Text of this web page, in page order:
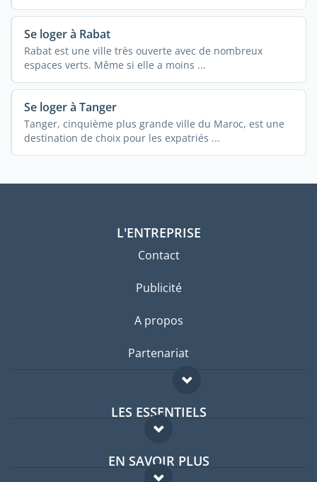
Se loger à Rabat
Rabat est une ville très ouverte avec de nombreux
espaces verts. Même si elle a moins ...
Se loger à Tanger
Tanger, cinquième plus grande ville du Maroc, est une
destination de choix pour les expatriés ...
L'ENTREPRISE
Contact
Publicité
A propos
Partenariat
LES ESSENTIELS
Forum expatriés
Guides pays
EN SAVOIR PLUS